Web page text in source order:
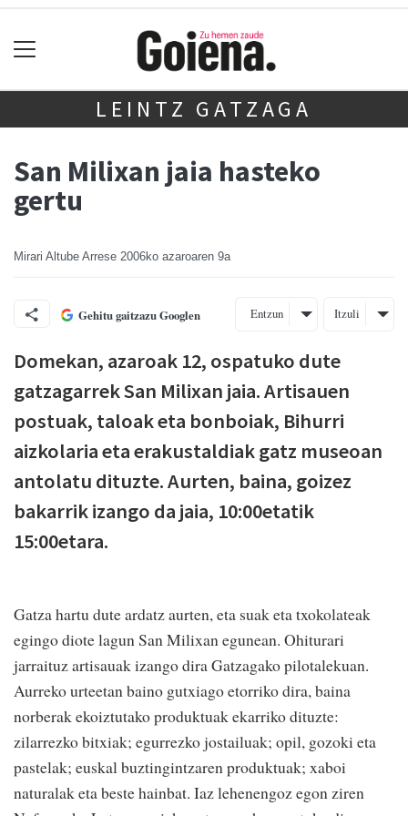
LEINTZ GATZAGA
San Milixan jaia hasteko
gertu
Mirari Altube Arrese 2006ko azaroaren 9a
Gehitu gaitzazu Googlen Entzun Itzuli
Domekan, azaroak 12, ospatuko dute
gatzagarrek San Milixan jaia. Artisauen
postuak, taloak eta bonboiak, Bihurri
aizkolaria eta erakustaldiak gatz museoan
antolatu dituzte. Aurten, baina, goizez
bakarrik izango da jaia, 10:00etatik
15:00etara.
Gatza hartu dute ardatz aurten, eta suak eta txokolateak
egingo diote lagun San Milixan egunean. Ohiturari
jarraituz artisauak izango dira Gatzagako pilotalekuan.
Aurreko urteetan baino gutxiago etorriko dira, baina
norberak ekoiztutako produktuak ekarriko dituzte:
zilarrezko bitxiak; egurrezko jostailuak; opil, gozoki eta
pastelak; euskal buztingintzaren produktuak; xaboi
naturalak eta beste hainbat. Iaz lehenengoz egon ziren